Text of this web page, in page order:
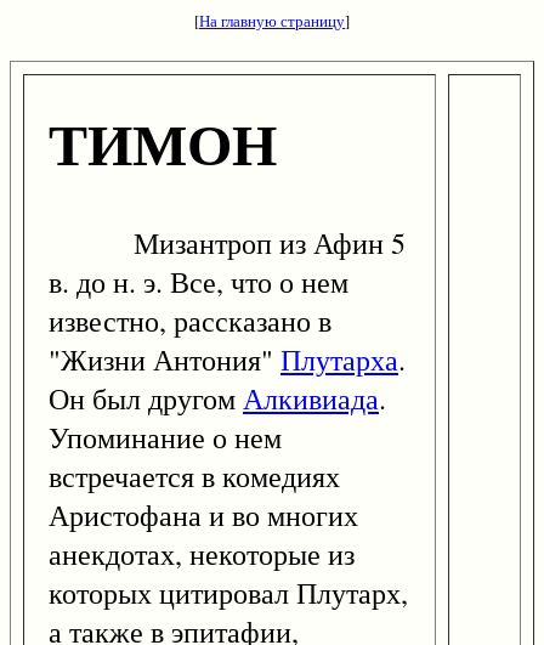
[На главную страницу]
ТИМОН
Мизантроп из Афин 5
в. до н. э. Все, что о нем
известно, рассказано в
"Жизни Антония" Плутарха.
Он был другомАлкивиада.
Упоминание о нем
встречается в комедиях
Аристофана и во многих
анекдотах, некоторые из
которых цитировал Плутарх,
а также в эпитафии,